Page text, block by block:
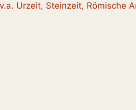
Urzeit, Steinzeit, Römische